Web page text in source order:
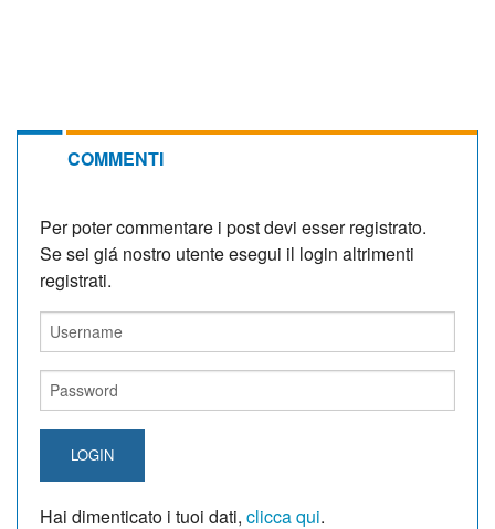
COMMENTI
Per poter commentare i post devi esser registrato.
Se sei giá nostro utente esegui il login altrimenti
registrati.
LOGIN
Hai dimenticato i tuoi dati, clicca qui.